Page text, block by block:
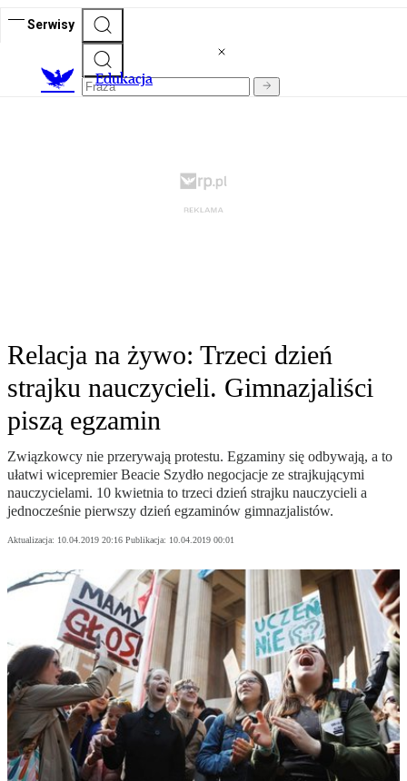
Serwisy
Edukacja
Relacja na żywo: Trzeci dzień
strajku nauczycieli. Gimnazjaliści
piszą egzamin
Związkowcy nie przerywają protestu. Egzaminy się odbywają, a to
ułatwi wicepremier Beacie Szydło negocjacje ze strajkującymi
nauczycielami. 10 kwietnia to trzeci dzień strajku nauczycieli a
jednocześnie pierwszy dzień egzaminów gimnazjalistów.
Aktualizacja: 10.04.2019 20:16 Publikacja: 10.04.2019 00:01